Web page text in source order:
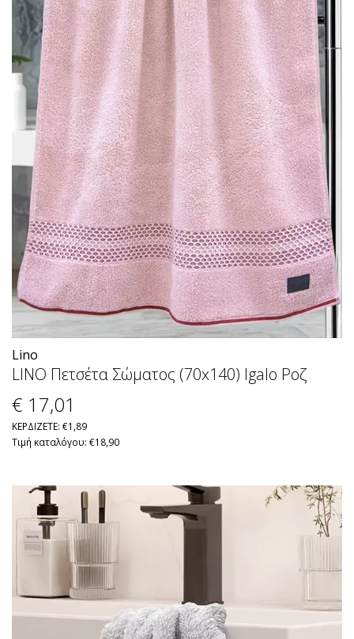
Lino
LINO Πετσέτα Σώματος (70x140) Igalo Ροζ
€ 17,01
ΚΕΡΔΙΖΕΤΕ: €1,89
Τιμή καταλόγου: €18,90